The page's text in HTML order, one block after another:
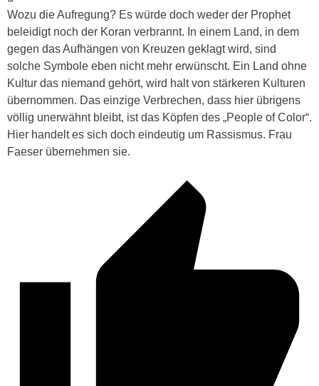
Wozu die Aufregung? Es würde doch weder der Prophet
beleidigt noch der Koran verbrannt. In einem Land, in dem
gegen das Aufhängen von Kreuzen geklagt wird, sind
solche Symbole eben nicht mehr erwünscht. Ein Land ohne
Kultur das niemand gehört, wird halt von stärkeren Kulturen
übernommen. Das einzige Verbrechen, dass hier übrigens
völlig unerwähnt bleibt, ist das Köpfen des „People of Color“.
Hier handelt es sich doch eindeutig um Rassismus. Frau
Faeser übernehmen sie.